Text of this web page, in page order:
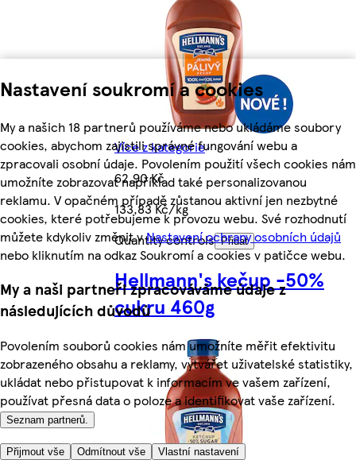
Nastavení soukromí a cookies
My a našich 18 partnerů používáme nebo ukládáme soubory
cookies, abychom zajistili správné fungování webu a
zpracovali osobní údaje. Povolením použití všech cookies nám
umožníte zobrazovat například také personalizovanou
reklamu. V opačném případě zůstanou aktivní jen nezbytné
cookies, které potřebujeme k provozu webu. Své rozhodnutí
můžete kdykoliv změnit vNastavení ochrany osobních údajů
nebo kliknutím na odkaz Soukromí a cookies v patičce webu.
My a naši partneři zpracováváme údaje z
následujících důvodů
Povolením souborů cookies nám umožníte měřit efektivitu
zobrazeného obsahu a reklamy, vytvářet uživatelské statistiky,
ukládat nebo přistupovat k informacím ve vašem zařízení,
používat přesná data o poloze a identifikovat vaše zařízení.
Seznam partnerů.
Přijmout vše Odmítnout vše Vlastní nastavení
Více z kategorie
62,90 Kč
133,83 Kč/kg
Quantity controls Přidat
Hellmann's kečup -50%
cukru 460g